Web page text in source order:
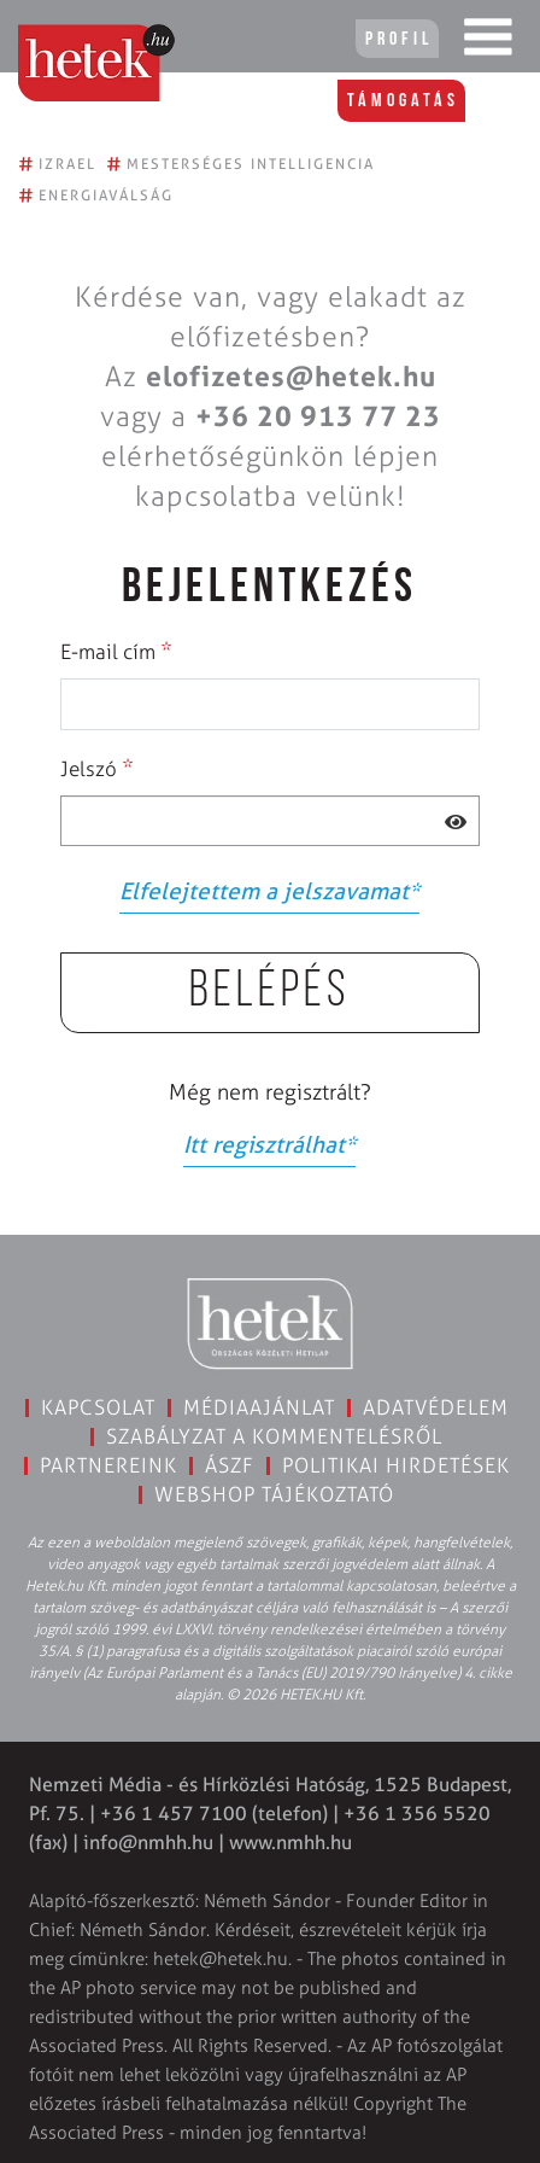
Profil
Támogatás
# IZRAEL # MESTERSÉGES INTELLIGENCIA
# ENERGIAVÁLSÁG
Kérdése van, vagy elakadt az
előfizetésben?
Az elofizetes@hetek.hu
vagy a +36 20 913 77 23
elérhetőségünkön lépjen
kapcsolatba velünk!
BEJELENTKEZÉS
E-mail cím *
Jelszó *
Elfelejtettem a jelszavamat*
Belépés
Még nem regisztrált?
Itt regisztrálhat*
KAPCSOLAT MÉDIAAJÁNLAT
ADATVÉDELEM
SZABÁLYZAT A KOMMENTELÉSRŐL
PARTNEREINK
ÁSZF
POLITIKAI HIRDETÉSEK
WEBSHOP TÁJÉKOZTATÓ
Az ezen a weboldalon megjelenő szövegek, grafikák, képek, hangfelvételek,
video anyagok vagy egyéb tartalmak szerzői jogvédelem alatt állnak. A
Hetek.hu Kft. minden jogot fenntart a tartalommal kapcsolatosan, beleértve a
tartalom szöveg- és adatbányászat céljára való felhasználását is – A szerzői
jogról szóló 1999. évi LXXVI. törvény rendelkezései értelmében a törvény
35/A. § (1) paragrafusa és a digitális szolgáltatások piacairól szóló európai
irányelv (Az Európai Parlament és a Tanács (EU) 2019/790 Irányelve) 4. cikke
alapján. © 2026 HETEK.HU Kft.
Nemzeti Média - és Hírközlési Hatóság, 1525 Budapest,
Pf. 75. | +36 1 457 7100 (telefon) | +36 1 356 5520
(fax) | info@nmhh.hu | www.nmhh.hu
Alapító-főszerkesztő: Németh Sándor - Founder Editor in
Chief: Németh Sándor. Kérdéseit, észrevételeit kérjük írja
meg címünkre: hetek@hetek.hu. - The photos contained in
the AP photo service may not be published and
redistributed without the prior written authority of the
Associated Press. All Rights Reserved. - Az AP fotószolgálat
fotóit nem lehet leközölni vagy újrafelhasználni az AP
előzetes írásbeli felhatalmazása nélkül! Copyright The
Associated Press - minden jog fenntartva!